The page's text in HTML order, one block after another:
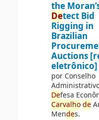
the
Detect Bid
Rigging in
Brazilian
Auctions
por Conselho
Defesa
Carvalho de
Mendes.